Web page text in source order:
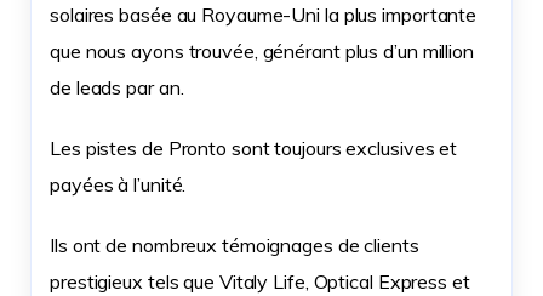
solaires basée au Royaume-Uni la plus importante
que nous ayons trouvée, générant plus d’un million
de leads par an.
Les pistes de Pronto sont toujours exclusives et
payées à l’unité.
Ils ont de nombreux témoignages de clients
prestigieux tels que Vitaly Life, Optical Express et